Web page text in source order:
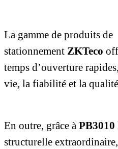
La gamme de produits de
stationnement ZKTeco
temps d’ouverture
vie, la fiabilité et la
En outre, grâce à PB3010
structurelle